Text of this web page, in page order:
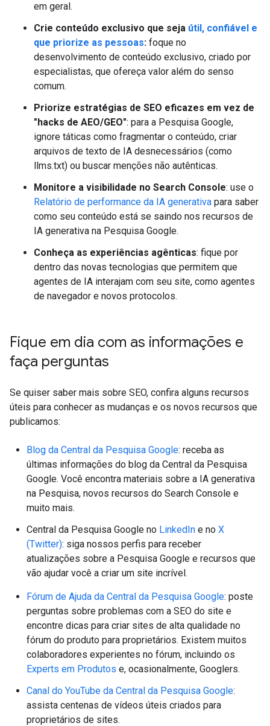
em geral.
Crie conteúdo exclusivo que seja útil, confiável e
que priorize as pessoas: foque no
desenvolvimento de conteúdo exclusivo, criado por
especialistas, que ofereça valor além do senso
comum.
Priorize estratégias de SEO eficazes em vez de
"hacks de AEO/GEO": para a Pesquisa Google,
ignore táticas como fragmentar o conteúdo, criar
arquivos de texto de IA desnecessários (como
llms.txt) ou buscar menções não autênticas.
Monitore a visibilidade no Search Console: use o
Relatório de performance da IA generativa para saber
como seu conteúdo está se saindo nos recursos de
IA generativa na Pesquisa Google.
Conheça as experiências agênticas: fique por
dentro das novas tecnologias que permitem que
agentes de IA interajam com seu site, como agentes
de navegador e novos protocolos.
Fique em dia com as informações e
faça perguntas
Se quiser saber mais sobre SEO, confira alguns recursos
úteis para conhecer as mudanças e os novos recursos que
publicamos:
Blog da Central da Pesquisa Google: receba as
últimas informações do blog da Central da Pesquisa
Google. Você encontra materiais sobre a IA generativa
na Pesquisa, novos recursos do Search Console e
muito mais.
Central da Pesquisa Google no LinkedIn e no X
(Twitter): siga nossos perfis para receber
atualizações sobre a Pesquisa Google e recursos que
vão ajudar você a criar um site incrível.
Fórum de Ajuda da Central da Pesquisa Google: poste
perguntas sobre problemas com a SEO do site e
encontre dicas para criar sites de alta qualidade no
fórum do produto para proprietários. Existem muitos
colaboradores experientes no fórum, incluindo os
Experts em Produtos e, ocasionalmente, Googlers.
Canal do YouTube da Central da Pesquisa Google:
assista centenas de vídeos úteis criados para
proprietários de sites.